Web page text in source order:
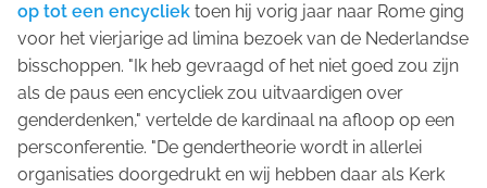
op tot een encycliek toen hij vorig jaar naar Rome ging
voor het vierjarige ad limina bezoek van de Nederlandse
bisschoppen. "Ik heb gevraagd of het niet goed zou zijn
als de paus een encycliek zou uitvaardigen over
genderdenken," vertelde de kardinaal na afloop op een
persconferentie. "De gendertheorie wordt in allerlei
organisaties doorgedrukt en wij hebben daar als Kerk